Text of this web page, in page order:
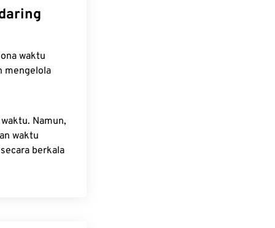
waktu
mengelola
Namun,
waktu
berkala